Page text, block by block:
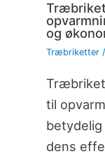
og
Træbriketter/
til
dens